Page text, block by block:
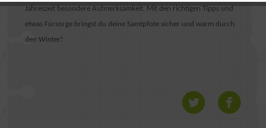
Jahreszeit besondere Aufmerksamkeit. Mit den richtigen Tipps und
etwas Fürsorge bringst du deine Samtpfote sicher und warm durch
den Winter!